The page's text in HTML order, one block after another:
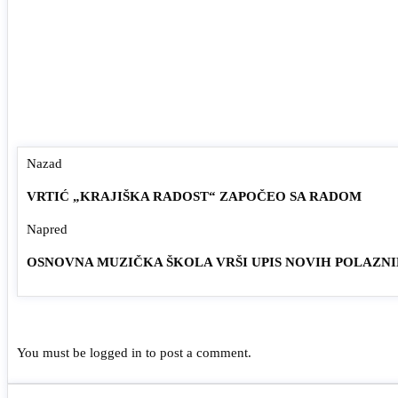
Nazad
VRTIĆ „KRAJIŠKA RADOST“ ZAPOČEO SA RADOM
Napred
OSNOVNA MUZIČKA ŠKOLA VRŠI UPIS NOVIH
You must be logged in to post a comment.